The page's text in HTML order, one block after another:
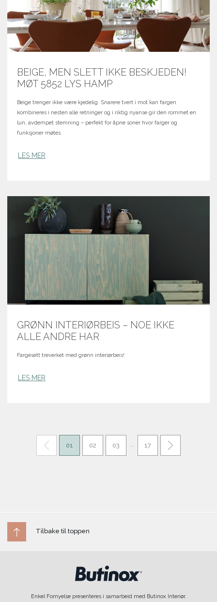
BEIGE, MEN SLETT IKKE BESKJEDEN!
MØT 5852 LYS HAMP
Beige trenger ikke være kjedelig. Snarere tvert i mot kan fargen
kombineres i nesten alle retninger og i riktig nyanse gir den rommet en
lun, avdempet stemning – perfekt for åpne soner hvor farger og
funksjoner møtes.
LES MER
GRØNN INTERIØRBEIS – NOE IKKE
ALLE ANDRE HAR
Fargesett treverket med grønn interiørbeis!
LES MER
01 02 03 ... 17
Tilbake til toppen
Enkel Fornyelse presenteres i samarbeid med Butinox Interiør.